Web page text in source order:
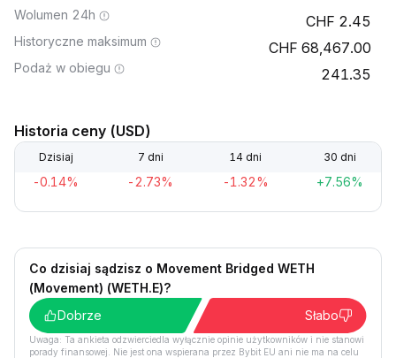
Wolumen 24h 2.45
Historyczne maksimum 68,467.00
Podaż w obiegu 241.35
Historia ceny (USD)
Dzisiaj 7 dni 14 dni 30 dni
-0.14% -2.73% -1.32% +7.56%
Co dzisiaj sądzisz o Movement Bridged WETH
(Movement) (WETH.E)?
Dobrze
Słabo
Uwaga: Ta ankieta odzwierciedla wyłącznie opinie użytkowników i nie stanowi
porady finansowej. Nie jest ona wspierana przez Bybit EU ani nie ma na celu